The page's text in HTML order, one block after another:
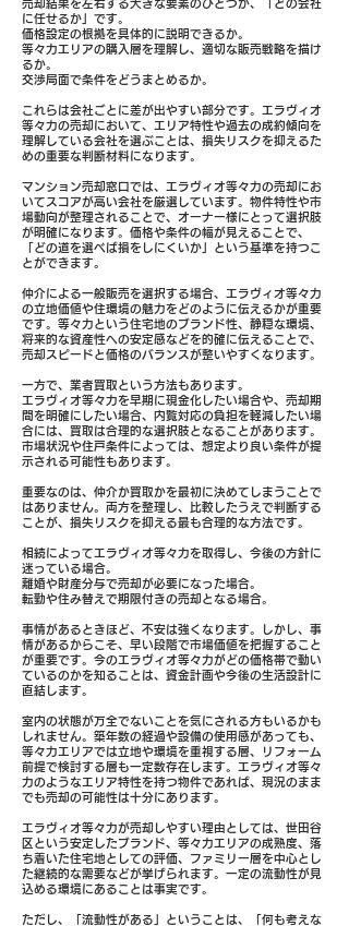
売却結果を左右する大きな要素のひとつが、「どの会社
に任せるか」です。
価格設定の根拠を具体的に説明できるか。
等々力エリアの購入層を理解し、適切な販売戦略を描け
るか。
交渉局面で条件をどうまとめるか。
これらは会社ごとに差が出やすい部分です。エラヴィオ
等々力の売却において、エリア特性や過去の成約傾向を
理解している会社を選ぶことは、損失リスクを抑えるた
めの重要な判断材料になります。
マンション売却窓口では、エラヴィオ等々力の売却にお
いてスコアが高い会社を厳選しています。物件特性や市
場動向が整理されることで、オーナー様にとって選択肢
が明確になります。価格や条件の幅が見えることで、
「どの道を選べば損をしにくいか」という基準を持つこ
とができます。
仲介による一般販売を選択する場合、エラヴィオ等々力
の立地価値や住環境の魅力をどのように伝えるかが重要
です。等々力という住宅地のブランド性、静穏な環境、
将来的な資産性への安定感などを的確に伝えることで、
売却スピードと価格のバランスが整いやすくなります。
一方で、業者買取という方法もあります。
エラヴィオ等々力を早期に現金化したい場合や、売却期
間を明確にしたい場合、内覧対応の負担を軽減したい場
合には、買取は合理的な選択肢となることがあります。
市場状況や住戸条件によっては、想定より良い条件が提
示される可能性もあります。
重要なのは、仲介か買取かを最初に決めてしまうことで
はありません。両方を整理し、比較したうえで判断する
ことが、損失リスクを抑える最も合理的な方法です。
相続によってエラヴィオ等々力を取得し、今後の方針に
迷っている場合。
離婚や財産分与で売却が必要になった場合。
転勤や住み替えで期限付きの売却となる場合。
事情があるときほど、不安は強くなります。しかし、事
情があるからこそ、早い段階で市場価値を把握すること
が重要です。今のエラヴィオ等々力がどの価格帯で動い
ているのかを知ることは、資金計画や今後の生活設計に
直結します。
室内の状態が万全でないことを気にされる方もいるかも
しれません。築年数の経過や設備の使用感があっても、
等々力エリアでは立地や環境を重視する層、リフォーム
前提で検討する層も一定数存在します。エラヴィオ等々
力のようなエリア特性を持つ物件であれば、現況のまま
でも売却の可能性は十分にあります。
エラヴィオ等々力が売却しやすい理由としては、世田谷
区という安定したブランド、等々力エリアの成熟度、落
ち着いた住宅地としての評価、ファミリー層を中心とし
た継続的な需要などが挙げられます。一定の流動性が見
込める環境にあることは事実です。
ただし、「流動性がある」ということは、「何も考えな